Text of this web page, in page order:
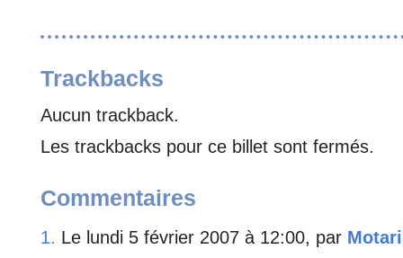
Trackbacks
Aucun trackback.
Les trackbacks pour ce billet sont fermés.
Commentaires
1. Le lundi 5 février 2007 à 12:00, par